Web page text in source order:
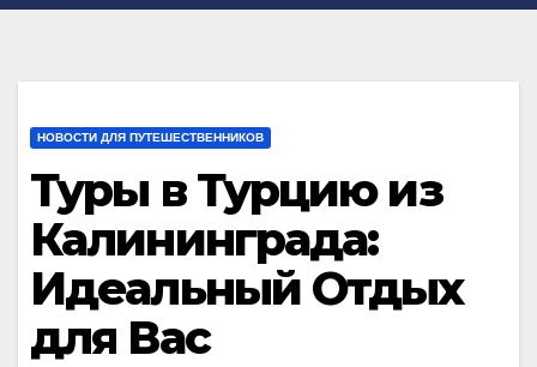
НОВОСТИ ДЛЯ ПУТЕШЕСТВЕННИКОВ
Туры в Турцию из
Калининграда:
Идеальный Отдых
для Вас